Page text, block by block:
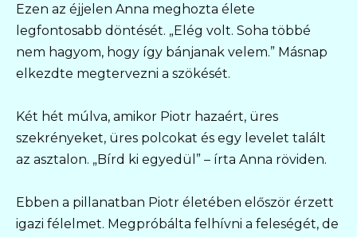
Ezen az éjjelen Anna meghozta élete
legfontosabb döntését. „Elég volt. Soha többé
nem hagyom, hogy így bánjanak velem.” Másnap
elkezdte megtervezni a szökését.
Két hét múlva, amikor Piotr hazaért, üres
szekrényeket, üres polcokat és egy levelet talált
az asztalon. „Bírd ki egyedül” – írta Anna röviden.
Ebben a pillanatban Piotr életében először érzett
igazi félelmet. Megpróbálta felhívni a feleségét, de